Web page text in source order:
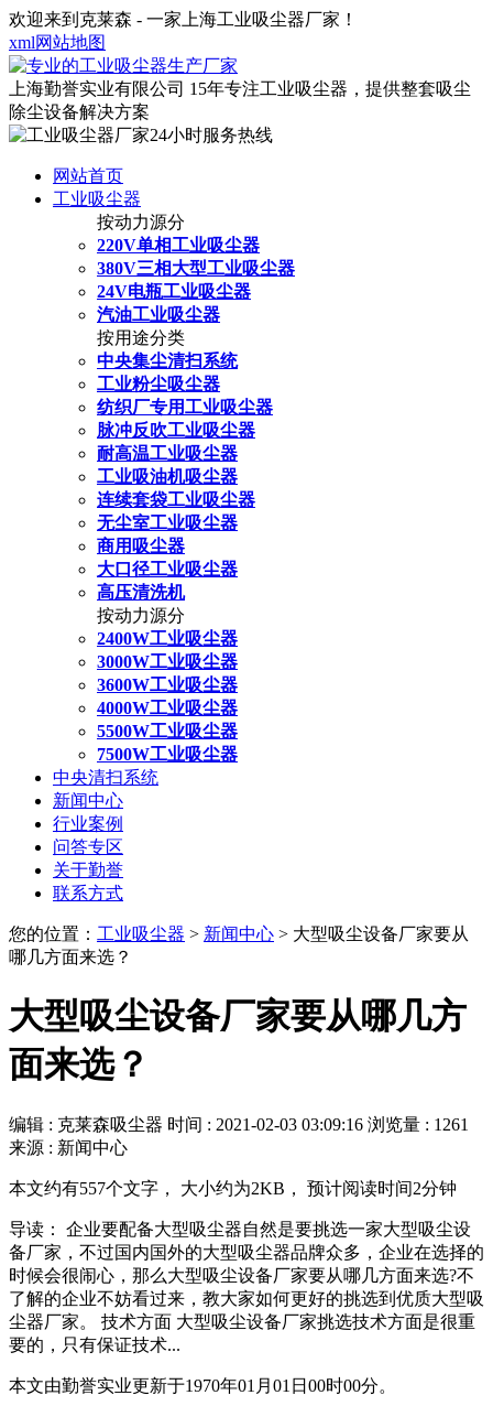
欢迎来到克莱森 - 一家上海工业吸尘器厂家！
xml网站地图
上海勤誉实业有限公司 15年专注工业吸尘器，提供整套吸尘
除尘设备解决方案
网站首页
工业吸尘器
按动力源分
220V单相工业吸尘器
380V三相大型工业吸尘器
24V电瓶工业吸尘器
汽油工业吸尘器
按用途分类
中央集尘清扫系统
工业粉尘吸尘器
纺织厂专用工业吸尘器
脉冲反吹工业吸尘器
耐高温工业吸尘器
工业吸油机吸尘器
连续套袋工业吸尘器
无尘室工业吸尘器
商用吸尘器
大口径工业吸尘器
高压清洗机
按动力源分
2400W工业吸尘器
3000W工业吸尘器
3600W工业吸尘器
4000W工业吸尘器
5500W工业吸尘器
7500W工业吸尘器
中央清扫系统
新闻中心
行业案例
问答专区
关于勤誉
联系方式
您的位置： 工业吸尘器 > 新闻中心 > 大型吸尘设备厂家要从
哪几方面来选？
大型吸尘设备厂家要从哪几方
面来选？
编辑 : 克莱森吸尘器 时间 : 2021-02-03 03:09:16 浏览量 : 1261
来源 : 新闻中心
本文约有557个文字， 大小约为2KB， 预计阅读时间2分钟
导读： 企业要配备大型吸尘器自然是要挑选一家大型吸尘设
备厂家，不过国内国外的大型吸尘器品牌众多，企业在选择的
时候会很闹心，那么大型吸尘设备厂家要从哪几方面来选?不
了解的企业不妨看过来，教大家如何更好的挑选到优质大型吸
尘器厂家。 技术方面 大型吸尘设备厂家挑选技术方面是很重
要的，只有保证技术...
本文由勤誉实业更新于1970年01月01日00时00分。